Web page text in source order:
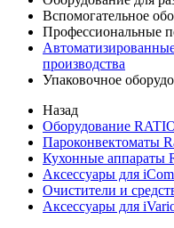
Вспомогательное
Профессиональные
производства
Упаковочное
Назад
Оборудование
Пароконвектоматы
Кухонные аппараты
Аксессуары для
Очистители и
Аксессуары для